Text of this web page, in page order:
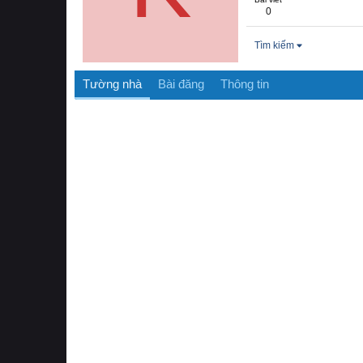
0
Tìm kiếm
Tường nhà Bài đăng Thông tin